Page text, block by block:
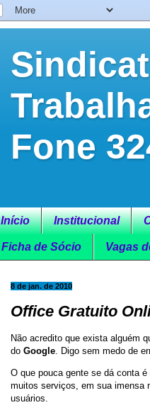
Fone
Início Institucional
Ficha de Sócio Vagas
8 de jan. de 2010
Office Gratuito
Não acredito que exista alguém
do Google. Digo sem medo de
O que pouca gente se dá conta
muitos serviços, em sua imensa
usuários.